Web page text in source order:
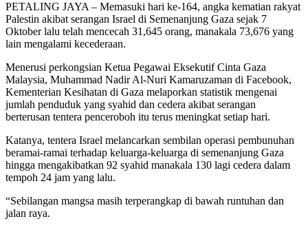
PETALING JAYA – Memasuki hari ke-164, angka kematian rakyat
Palestin akibat serangan Israel di Semenanjung Gaza sejak 7
Oktober lalu telah mencecah 31,645 orang, manakala 73,676 yang
lain mengalami kecederaan.
Menerusi perkongsian Ketua Pegawai Eksekutif Cinta Gaza
Malaysia, Muhammad Nadir Al-Nuri Kamaruzaman di Facebook,
Kementerian Kesihatan di Gaza melaporkan statistik mengenai
jumlah penduduk yang syahid dan cedera akibat serangan
berterusan tentera penceroboh itu terus meningkat setiap hari.
Katanya, tentera Israel melancarkan sembilan operasi pembunuhan
beramai-ramai terhadap keluarga-keluarga di semenanjung Gaza
hingga mengakibatkan 92 syahid manakala 130 lagi cedera dalam
tempoh 24 jam yang lalu.
“Sebilangan mangsa masih terperangkap di bawah runtuhan dan
jalan raya.